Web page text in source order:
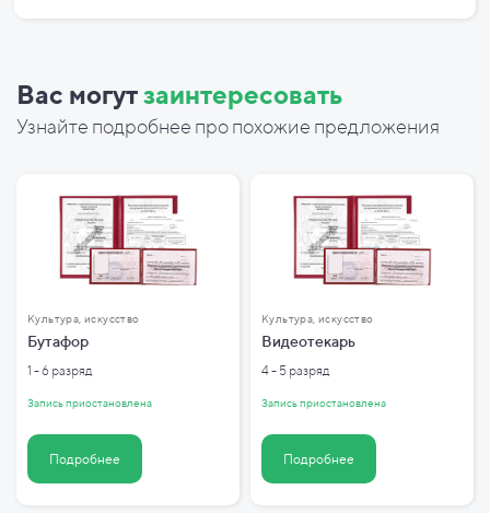
Вас могутзаинтересовать
Узнайте подробнее про похожие предложения
Культура, искусство
Бутафор
1 - 6 разряд
Запись приостановлена
Подробнее
Культура, искусство
Видеотекарь
4 - 5 разряд
Запись приостановлена
Подробнее